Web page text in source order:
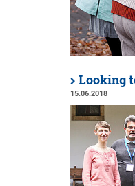
Looking
15.06.2018